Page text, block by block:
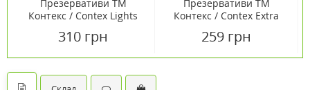
Презервативи ТМ
Контекс / Contex Lights
310 грн
Презервативи ТМ
Контекс / Contex Extra
259 грн